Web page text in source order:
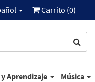
Carrito (0)
Aprendizaje Música